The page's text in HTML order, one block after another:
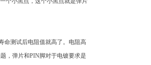
命测试后电阻值就高了。电阻高
，弹片和PIN脚对于电镀要求是